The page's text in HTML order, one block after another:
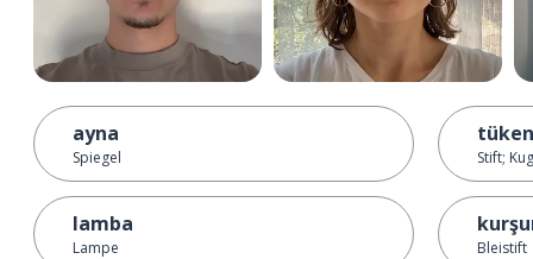
ayna
Spiegel
lamba
Lampe
Stift;
Bleistift